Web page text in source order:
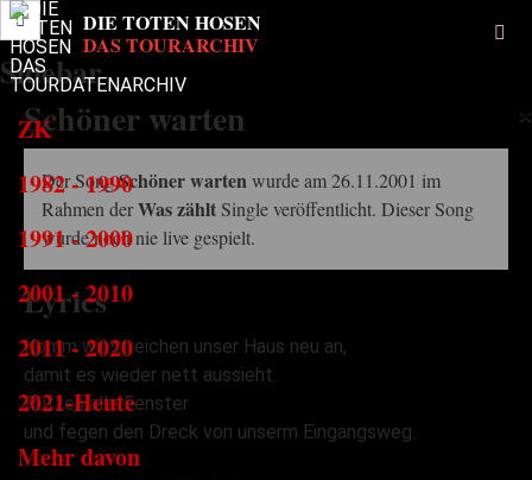
Sidebar
×
ZK
1982 - 1990
1991 - 2000
2001 - 2010
2011 - 2020
2021-Heute
Mehr davon
Schöner warten
Der SongSchöner wartenwurde am 26.11.2001 im
Rahmen derWas zähltSingle veröffentlicht. Dieser Song
wurde noch nie live gespielt.
Lyrics
Komm wir streichen unser Haus neu an,
damit es wieder nett aussieht.
Putzen alle Fenster
und fegen den Dreck von unserm Eingangsweg.